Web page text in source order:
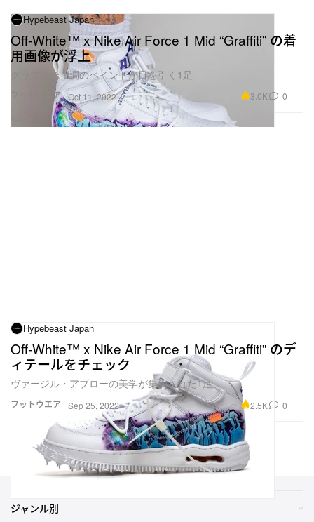
Hypebeast Japan
Off-White™ x Nike Air Force 1 Mid “Graffiti” の着
用画像が浮上
グラフィティ調のペイントが目を引く1足
フットウエア Oct 11, 2022 3.0K 0
Hypebeast Japan
Off-White™ x Nike Air Force 1 Mid “Graffiti” のデ
ィテールをチェック
ヴァージル・アブローの美学が集約された1足
フットウエア Sep 25, 2022 2.5K 0
前のページ123...7次のページ
ジャンル別